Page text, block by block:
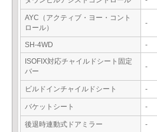
AYC（アクティブ・ヨー・コント
ロール）
-
SH-4WD
-
ISOFIX対応チャイルドシート固定
バー
-
ビルドインチャイルドシート -
バケットシート -
後退時連動式ドアミラー -